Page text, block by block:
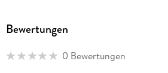
Steuerberater für die Concunia
der Besteuerung der öffentlichen Hand.
Bewertungen
0 Bewertungen